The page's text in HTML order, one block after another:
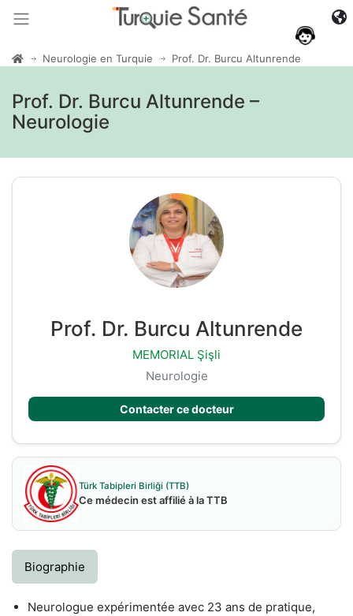
Neurologie en Turquie Prof. Dr. Burcu Altunrende
Prof. Dr. Burcu Altunrende –
Neurologie
Prof. Dr. Burcu Altunrende
MEMORIAL Şişli
Neurologie
Contacter ce docteur
Türk Tabipleri Birliği (TTB)
Ce médecin est affilié à la TTB
Biographie
Neurologue expérimentée avec 23 ans de pratique,